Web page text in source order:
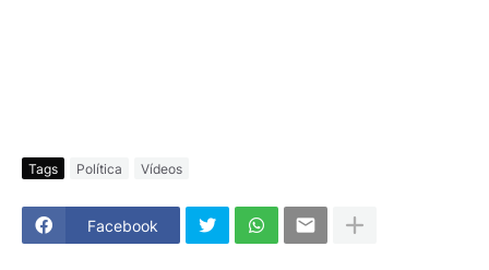
Tags Política Vídeos
Facebook